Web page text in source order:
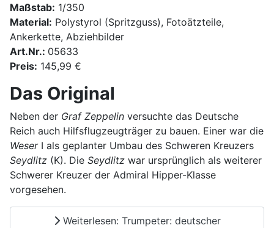
Maßstab: 1/350
Material: Polystyrol (Spritzguss), Fotoätzteile,
Ankerkette, Abziehbilder
Art.Nr.: 05633
Preis: 145,99 €
Das Original
Neben der Graf Zeppelin versuchte das Deutsche
Reich auch Hilfsflugzeugträger zu bauen. Einer war die
WeserI als geplanter Umbau des Schweren Kreuzers
Seydlitz (K). Die Seydlitz war ursprünglich als weiterer
Schwerer Kreuzer der Admiral Hipper-Klasse
vorgesehen.
Weiterlesen: Trumpeter: deutscher